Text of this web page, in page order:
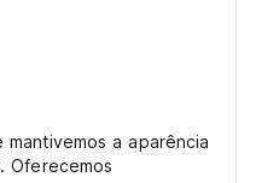
a aparência
Oferecemos